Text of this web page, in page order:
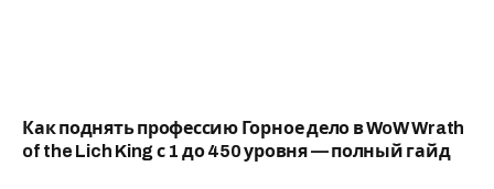
Как поднять профессию Горное дело в WoW Wrath
of the Lich King с 1 до 450 уровня — полный гайд